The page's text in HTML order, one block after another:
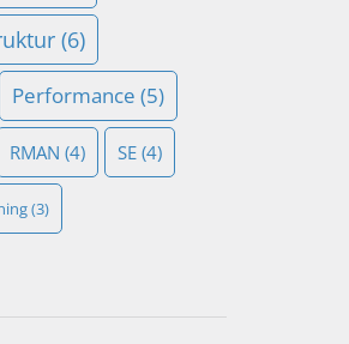
(6)
Performance (5)
RMAN (4) SE (4)
(3)